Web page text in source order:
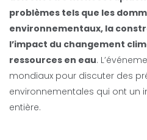
problèmes tels que les
environnementaux, la
l’impact du changement
ressources en eau.
mondiaux pour discuter des
environnementales qui ont un
entière.